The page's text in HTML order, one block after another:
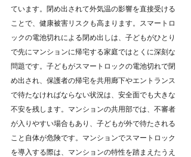
ています。閉め出されて外気温の影響を直接受ける
ことで、健康被害リスクも高まります。スマートロ
ックの電池切れによる閉め出しは、子どもがひとり
で先にマンションに帰宅する家庭ではとくに深刻な
問題です。子どもがスマートロックの電池切れで閉
め出され、保護者の帰宅を共用廊下やエントランス
で待たなければならない状況は、安全面でも大きな
不安を残します。マンションの共用部では、不審者
が入りやすい場合もあり、子どもが外で待たされる
こと自体が危険です。マンションでスマートロック
を導入する際は、マンションの特性を踏まえたうえ